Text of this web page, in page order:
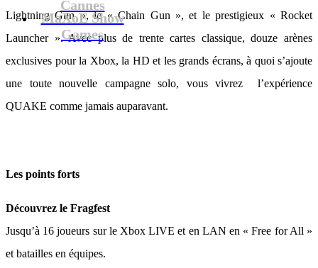
Cannes
MaXoE Show
Games
Lightning Gun », le « Chain Gun », et le prestigieux « Rocket
Launcher ». Avec plus de trente cartes classique, douze arènes
exclusives pour la Xbox, la HD et les grands écrans, à quoi s’ajoute
une toute nouvelle campagne solo, vous vivrez l’expérience
QUAKE comme jamais auparavant.
Les points forts
Découvrez le Fragfest
Jusqu’à 16 joueurs sur le Xbox LIVE et en LAN en « Free for All »
et batailles en équipes.